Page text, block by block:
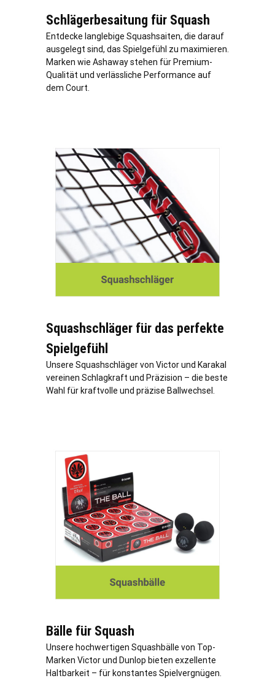
Schlägerbesaitung für Squash
Entdecke langlebige Squashsaiten, die darauf
ausgelegt sind, das Spielgefühl zu maximieren.
Marken wie Ashaway stehen für Premium-
Qualität und verlässliche Performance auf
dem Court.
Squashschläger für das perfekte
Spielgefühl
Unsere Squashschläger von Victor und Karakal
vereinen Schlagkraft und Präzision – die beste
Wahl für kraftvolle und präzise Ballwechsel.
Bälle für Squash
Unsere hochwertigen Squashbälle von Top-
Marken Victor und Dunlop bieten exzellente
Haltbarkeit – für konstantes Spielvergnügen.